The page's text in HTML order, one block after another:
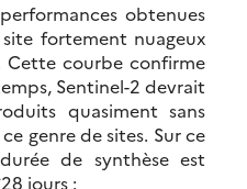
obtenues
fortement nuageux
Cette courbe confirme
Sentinel-2 devrait
quasiment sans
genre de sites. Sur ce
de synthèse est
jours :